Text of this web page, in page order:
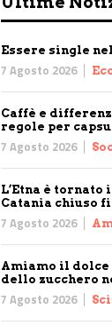
Essere single
7 Agosto 2026
Caffè e
regole per
7 Agosto 2026
L’Etna è
Catania chiuso
7 Agosto 2026
Amiamo il
dello zucchero
7 Agosto 2026